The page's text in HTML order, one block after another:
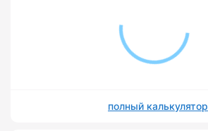
полный калькулятор